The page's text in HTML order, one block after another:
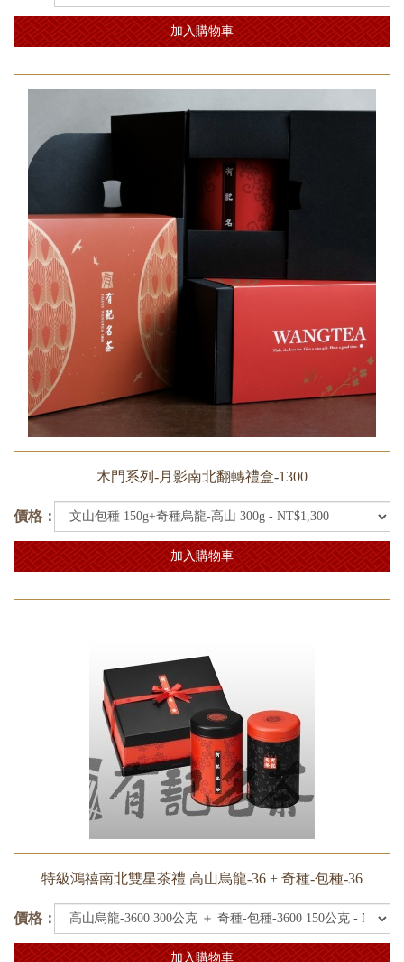
加入購物車
木門系列-月影南北翻轉禮盒-1300
價格：
加入購物車
特級鴻禧南北雙星茶禮 高山烏龍-36 + 奇種-包種-36
價格：
加入購物車